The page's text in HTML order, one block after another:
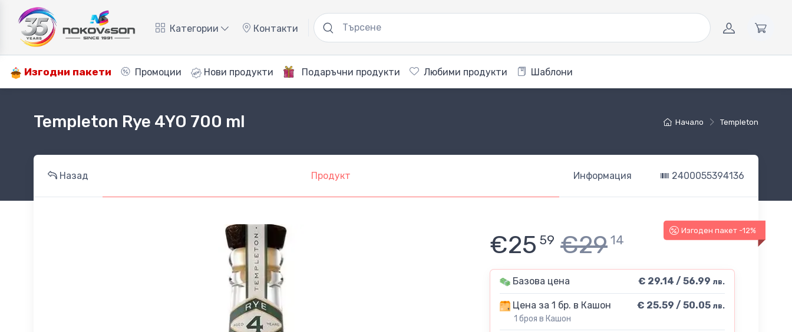
Категории Контакти
Изгодни пакети Промоции Нови продукти Подаръчни продукти Любими продукти Шаблони
Начало Templeton
Templeton Rye 4YO 700 ml
Назад Продукт Информация 2400055394136
Изгоден пакет -12%
€25 59 €29 14
Базова цена € 29.14 / 56.99 лв.
Цена за 1 бр. в Кашон
1 броя в Кашон
€ 25.59 / 50.05 лв.